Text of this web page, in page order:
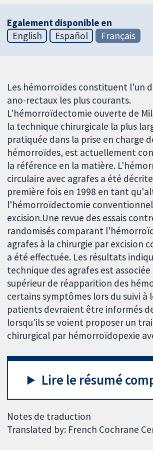
Egalement disponible en
English
Español Français
Les hémorroïdes constituent l'un
ano-rectaux les plus courants.
L'hémorroïdectomie ouverte de
la technique chirurgicale la plus
pratiquée dans la prise en charge
hémorroïdes, est actuellement
la référence en la matière.
circulaire avec agrafes a été
première fois en 1998 en tant
l'hémorroïdectomie
excision.Une revue des essais
randomisés comparant
agrafes à la chirurgie par excision
a été effectuée. Les résultats
technique des agrafes est associée
supérieur de réapparition des
certains symptômes lors du suivi à
patients devraient être informés
lorsqu'ils se voient proposer un
chirurgical par hémorroïdopexie
Lire le résumé
Notes de traduction
Translated by: French Cochrane